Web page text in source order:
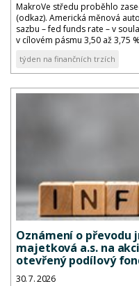
MakroVe středu proběhlo
(odkaz). Americká měnová
sazbu – fed funds rate – v
v cílovém pásmu 3,50 až 3,75
týden na finančních trzích
Oznámení o převodu
majetková a.s. na
otevřený podílový
30. 7. 2026